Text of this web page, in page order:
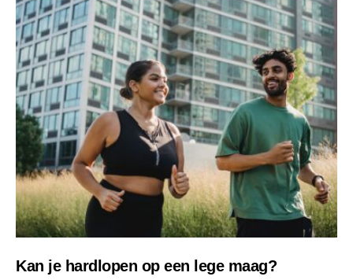
Kan je hardlopen op een lege maag?